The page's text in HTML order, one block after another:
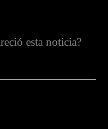
esta noticia?